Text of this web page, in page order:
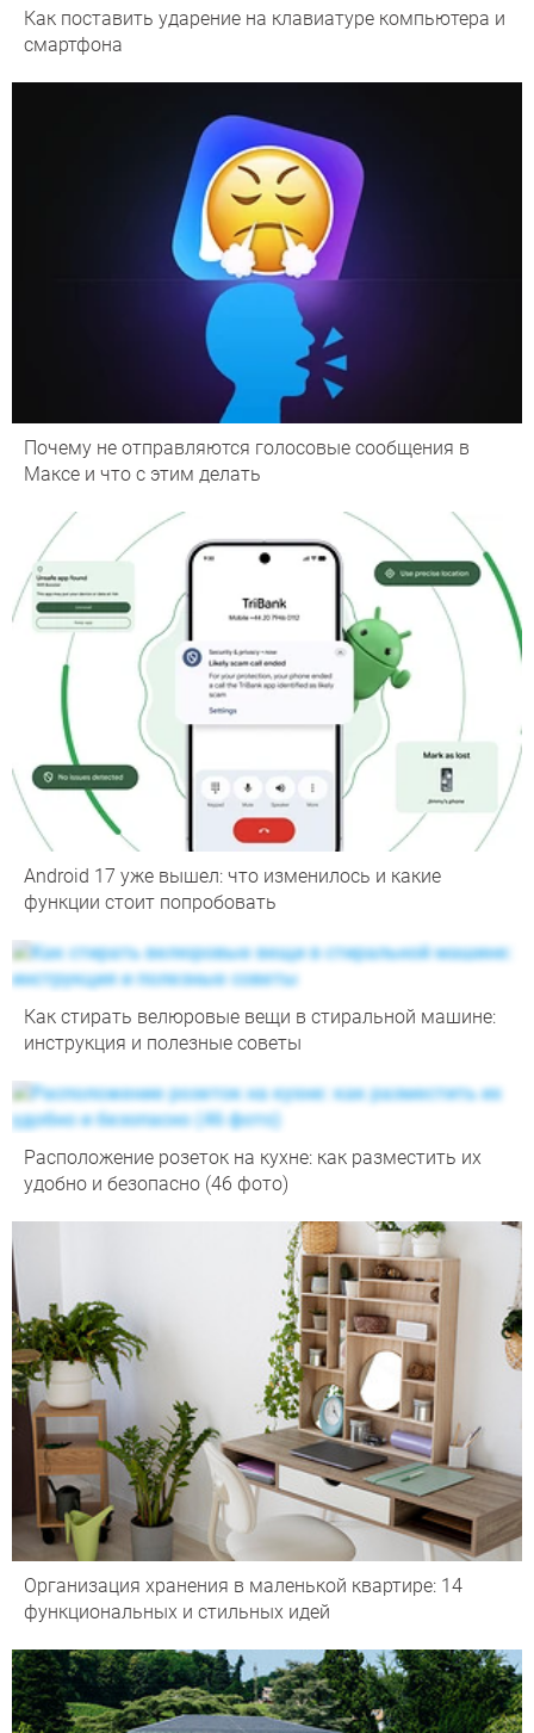
Как поставить ударение на клавиатуре компьютера и
смартфона
Почему не отправляются голосовые сообщения в
Максе и что с этим делать
Android 17 уже вышел: что изменилось и какие
функции стоит попробовать
Как стирать велюровые вещи в стиральной машине:
инструкция и полезные советы
Расположение розеток на кухне: как разместить их
удобно и безопасно (46 фото)
Организация хранения в маленькой квартире: 14
функциональных и стильных идей